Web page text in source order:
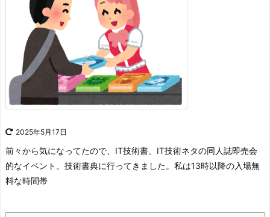
2025年5月17日
前々から気になってたので、 IT技術書、IT技術ネタの同人誌即売会
的なイベント。 技術書典に行ってきました。 私は13時以降の入場無
料な時間帯